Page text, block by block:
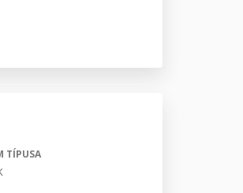
TÍPUSA